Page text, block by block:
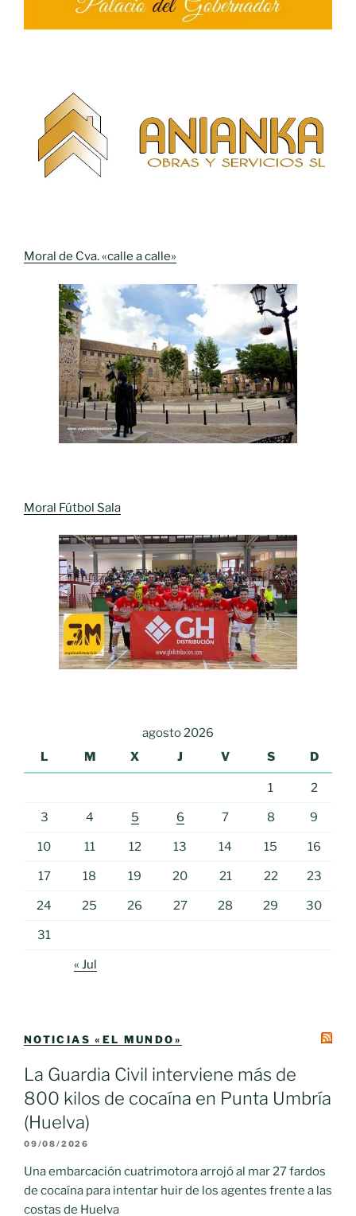
Moral de Cva. «calle a calle»
Moral Fútbol Sala
agosto 2026
L
M X J V S D
1 2
3 4 5 6 7 8 9
10 11 12 13 14 15 16
17 18 19 20 21 22 23
24 25 26 27 28 29 30
31
« Jul
NOTICIAS «EL MUNDO»
La Guardia Civil interviene más de
800 kilos de cocaína en Punta Umbría
(Huelva)
09/08/2026
Una embarcación cuatrimotora arrojó al mar 27 fardos
de cocaína para intentar huir de los agentes frente a las
costas de Huelva